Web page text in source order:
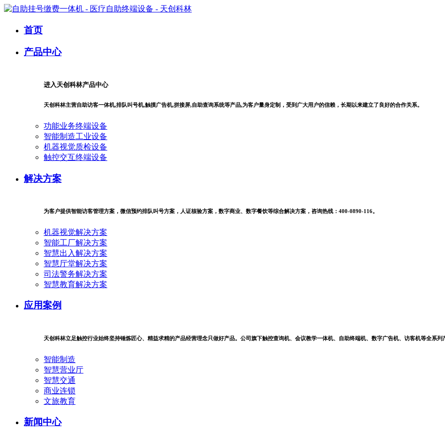
首页
产品中心
进入天创科林产品中心
天创科林主营自助访客一体机,排队叫号机,触摸广告机,拼接屏,自助查询系统等产品,为客户量身定制，受到广大用户的信赖，长期以来建立了良好的合作关系。
功能业务终端设备
智能制造工业设备
机器视觉质检设备
触控交互终端设备
解决方案
为客户提供智能访客管理方案，微信预约排队叫号方案，人证核验方案，数字商业、数字餐饮等综合解决方案，咨询热线：400-0890-116。
机器视觉解决方案
智能工厂解决方案
智慧出入解决方案
智慧厅堂解决方案
司法警务解决方案
智慧教育解决方案
应用案例
天创科林立足触控行业始终坚持锤炼匠心、精益求精的产品经营理念只做好产品。公司旗下触控查询机、会议教学一体机、自助终端机、数字广告机、访客机等全系列
智能制造
智慧营业厅
智慧交通
商业连锁
文旅教育
新闻中心